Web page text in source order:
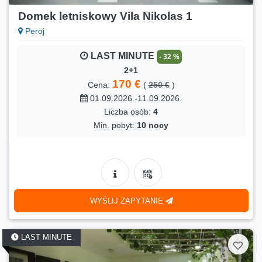
Liczba osób:2
Domek letniskowy Vila Nikolas 1
Peroj
LAST MINUTE - 32 %
2+1
Cena: 170 € (250 €)
01.09.2026.-11.09.2026.
Liczba osób: 4
Min. pobyt: 10 nocy
WYŚLIJ ZAPYTANIE
LAST MINUTE